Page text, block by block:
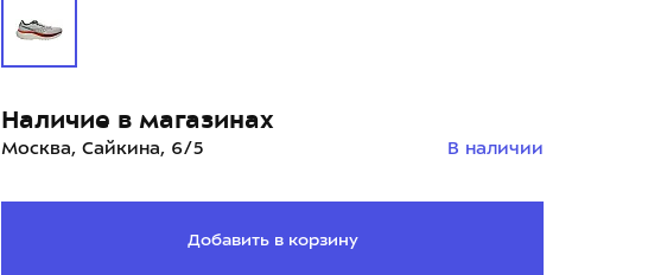
Наличие в магазинах
Москва, Сайкина, 6/5 В наличии
Добавить в корзину